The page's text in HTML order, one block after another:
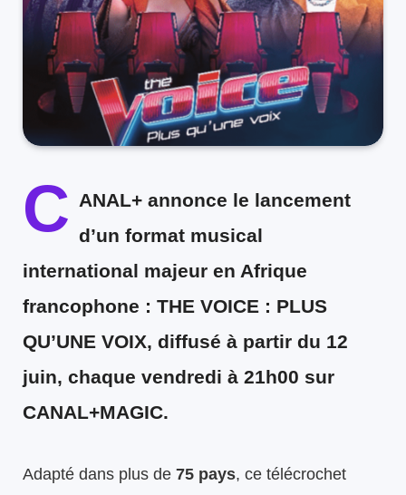
C ANAL+ annonce le lancement
d’un format musical
international majeur en Afrique
francophone : THE VOICE : PLUS
QU’UNE VOIX, diffusé à partir du 12
juin, chaque vendredi à 21h00 sur
CANAL+MAGIC.
Adapté dans plus de 75 pays, ce télécrochet